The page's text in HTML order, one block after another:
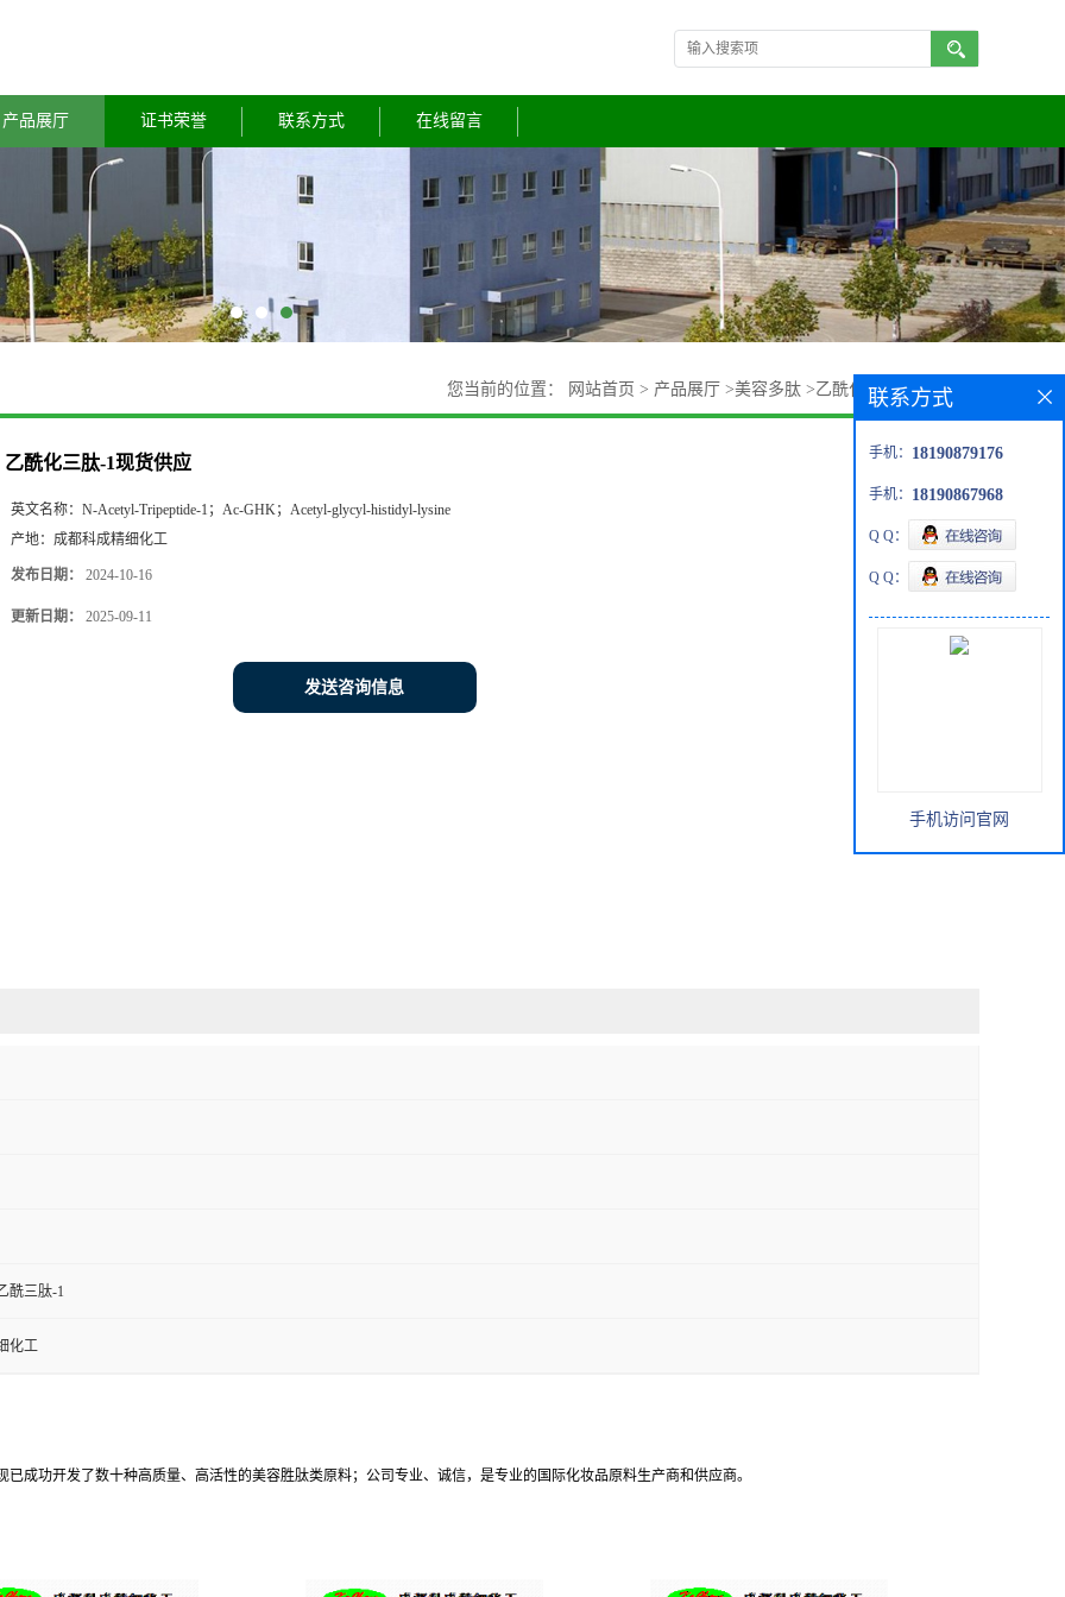
产品展厅 证书荣誉 联系方式 在线留言
您当前的位置： 网站首页 > 产品展厅 >美容多肽 >乙酰化三肽-1现货供应
乙酰化三肽-1现货供应
英文名称： N-Acetyl-Tripeptide-1；Ac-GHK；Acetyl-glycyl-histidyl-lysine
产地： 成都科成精细化工
发布日期： 2024-10-16
更新日期： 2025-09-11
发送咨询信息
酰三肽-1
化工
成功开发了数十种高质量、高活性的美容胜肽类原料；公司专业、诚信，是专业的国际化妆品原料生产商和供应商。
联系方式
手机： 18190879176
手机： 18190867968
Q Q：
Q Q：
手机访问官网